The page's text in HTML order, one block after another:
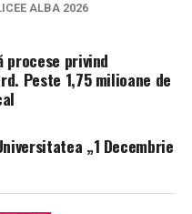
ALBA 2026
procese privind
Peste 1,75 milioane de
„1 Decembrie